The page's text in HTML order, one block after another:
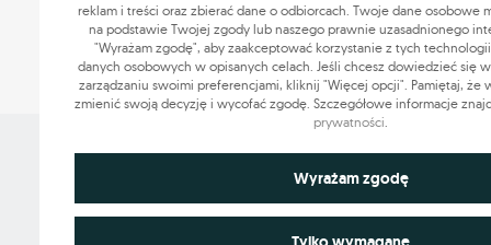
16.03.2020 3 min.
61-872 Poznań
reklam i treści oraz zbierać dane o odbiorcach. Twoje dane osobowe
na podstawie Twojej zgody lub naszego prawnie uzasadnionego
"Wyrażam zgodę", aby zaakceptować korzystanie z tych
danych osobowych w opisanych celach. Jeśli chcesz dowiedzieć się
zarządzaniu swoimi preferencjami, kliknij "Więcej opcji". Pamiętaj, że
zmienić swoją decyzję i wycofać zgodę. Szczegółowe informacje
prywatności.
Niezbędne do funkcjonowania strony
Technicznie niezbędne pliki cookie odgrywają kluczową rolę w
prawidłowego działania strony internetowej. Obejmują one
Wyrażam zgodę